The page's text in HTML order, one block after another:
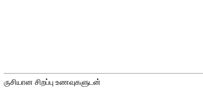
ருசியான சிறப்பு உணவுகளுடன்